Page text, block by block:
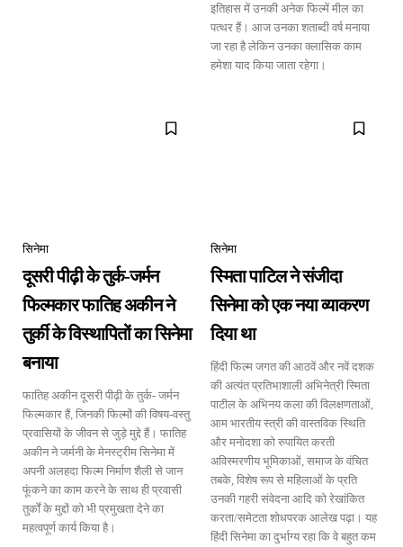
इतिहास में उनकी अनेक फिल्में मील का
पत्थर हैं। आज उनका शताब्दी वर्ष मनाया
जा रहा है लेकिन उनका क्लासिक काम
हमेशा याद किया जाता रहेगा।
सिनेमा
दूसरी पीढ़ी के तुर्क-जर्मन
फिल्मकार फातिह अकीन ने
तुर्की के विस्थापितों का सिनेमा
बनाया
फातिह अकीन दूसरी पीढ़ी के तुर्क- जर्मन
फिल्मकार हैं, जिनकी फिल्मों की विषय-वस्तु
प्रवासियों के जीवन से जुड़े मुद्दे हैं। फातिह
अकीन ने जर्मनी के मेनस्ट्रीम सिनेमा में
अपनी अलहदा फिल्म निर्माण शैली से जान
फूंकने का काम करने के साथ ही प्रवासी
तुर्कों के मुद्दों को भी प्रमुखता देने का
महत्वपूर्ण कार्य किया है।
सिनेमा
स्मिता पाटिल ने संजीदा
सिनेमा को एक नया व्याकरण
दिया था
हिंदी फिल्म जगत की आठवें और नवें दशक
की अत्यंत प्रतिभाशाली अभिनेत्री स्मिता
पाटील के अभिनय कला की विलक्षणताओं,
आम भारतीय स्त्री की वास्तविक स्थिति
और मनोदशा को रुपायित करती
अविस्मरणीय भूमिकाओं, समाज के वंचित
तबके, विशेष रूप से महिलाओं के प्रति
उनकी गहरी संवेदना आदि को रेखांकित
करता/समेटता शोधपरक आलेख पढ़ा। यह
हिंदी सिनेमा का दुर्भाग्य रहा कि वे बहुत कम